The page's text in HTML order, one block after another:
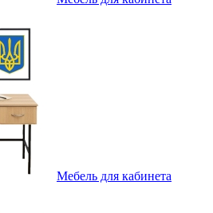
Мебель для кабинета